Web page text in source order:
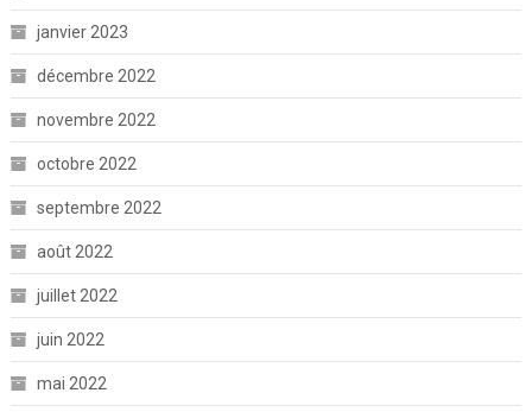
janvier 2023
décembre 2022
novembre 2022
octobre 2022
septembre 2022
août 2022
juillet 2022
juin 2022
mai 2022